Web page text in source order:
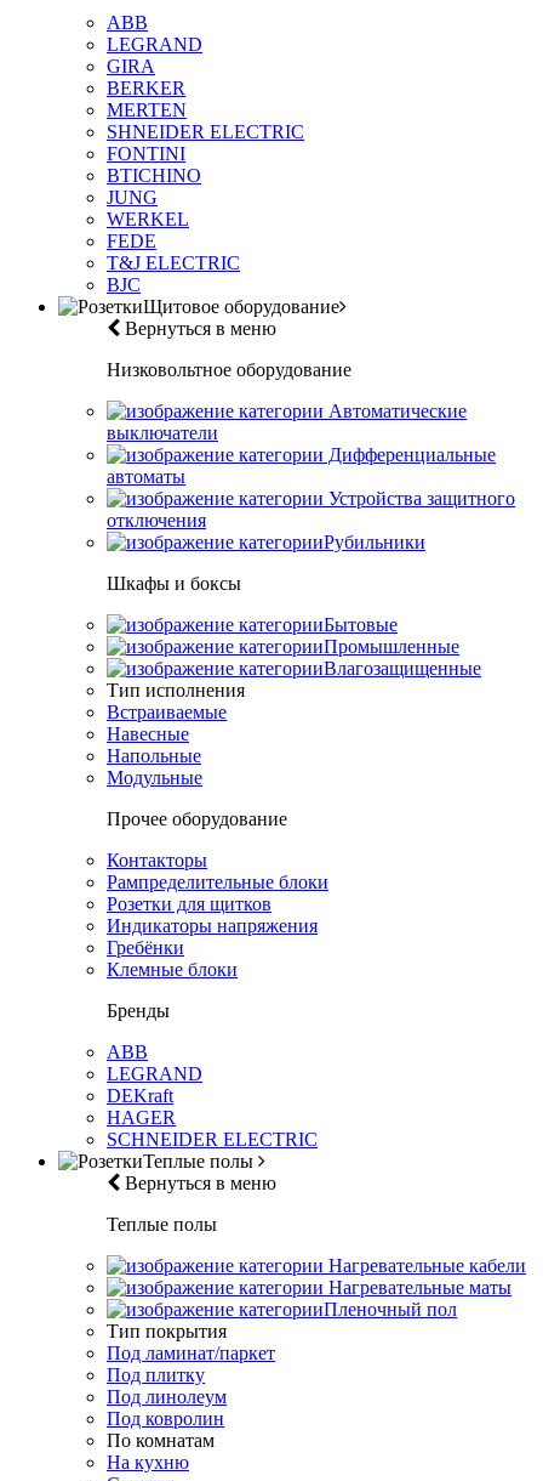
ABB
LEGRAND
GIRA
BERKER
MERTEN
SHNEIDER ELECTRIC
FONTINI
BTICHINO
JUNG
WERKEL
FEDE
T&J ELECTRIC
BJC
Щитовое оборудование
Вернуться в меню
Низковольтное оборудование
Автоматические
выключатели
Дифференциальные
автоматы
Устройства защитного
отключения
Рубильники
Шкафы и боксы
Бытовые
Промышленные
Влагозащищенные
Тип исполнения
Встраиваемые
Навесные
Напольные
Модульные
Прочее оборудование
Контакторы
Рампределительные блоки
Розетки для щитков
Индикаторы напряжения
Гребёнки
Клемные блоки
Бренды
ABB
LEGRAND
DEKraft
HAGER
SCHNEIDER ELECTRIC
Теплые полы
Вернуться в меню
Теплые полы
Нагревательные кабели
Нагревательные маты
Пленочный пол
Тип покрытия
Под ламинат/паркет
Под плитку
Под линолеум
Под ковролин
По комнатам
На кухню